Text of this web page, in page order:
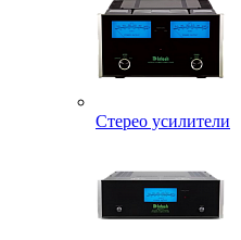
Стерео усилители